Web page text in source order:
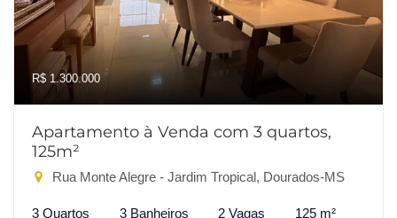
R$ 1.300.000
Apartamento à Venda com 3 quartos,
125m²
Rua Monte Alegre - Jardim Tropical, Dourados-MS
3 Quartos 3 Banheiros 2 Vagas 125 m²